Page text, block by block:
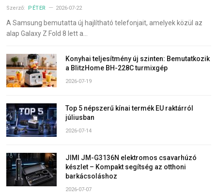
Szerző: PÉTER 2026-07-22
A Samsung bemutatta új hajlítható telefonjait, amelyek közül az
alap Galaxy Z Fold 8 lett a…
Konyhai teljesítmény új szinten: Bemutatkozik
a BlitzHome BH-228C turmixgép
2026-07-19
Top 5 népszerű kínai termék EU raktárról
júliusban
2026-07-14
JIMI JM-G3136N elektromos csavarhúzó
készlet – Kompakt segítség az otthoni
barkácsoláshoz
2026-07-07